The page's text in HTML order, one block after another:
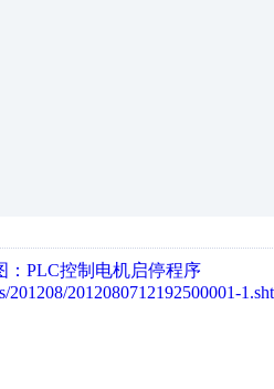
：PLC控制电机启停程序
201208/2012080712192500001-